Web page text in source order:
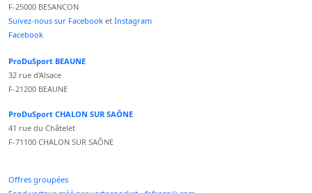
F-25000 BESANCON
Suivez-nous sur Facebook et Instagram
Facebook
ProDuSport BEAUNE
32 rue d'Alsace
F-21200 BEAUNE
ProDuSport CHALON SUR SAÔNE
41 rue du Châtelet
F-71100 CHALON SUR SAÔNE
Offres groupées